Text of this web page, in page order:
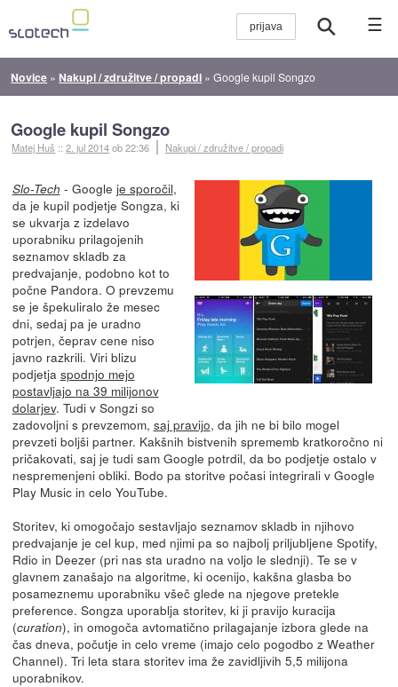
☰
Novice » Nakupi / združitve / propadi »Google kupil Songzo
Google kupil Songzo
Matej Huš ::2. jul 2014ob 22:36 Nakupi / združitve / propadi
Slo-Tech - Google je sporočil,
da je kupil podjetje Songza, ki
se ukvarja z izdelavo
uporabniku prilagojenih
seznamov skladb za
predvajanje, podobno kot to
počne Pandora. O prevzemu
se je špekuliralo že mesec
dni, sedaj pa je uradno
potrjen, čeprav cene niso
javno razkrili. Viri blizu
podjetja spodnjo mejo
postavljajo na 39 milijonov
dolarjev. Tudi v Songzi so
zadovoljni s prevzemom, saj pravijo, da jih ne bi bilo mogel
prevzeti boljši partner. Kakšnih bistvenih sprememb kratkoročno ni
pričakovati, saj je tudi sam Google potrdil, da bo podjetje ostalo v
nespremenjeni obliki. Bodo pa storitve počasi integrirali v Google
Play Music in celo YouTube.
Storitev, ki omogočajo sestavljajo seznamov skladb in njihovo
predvajanje je cel kup, med njimi pa so najbolj priljubljene Spotify,
Rdio in Deezer (pri nas sta uradno na voljo le slednji). Te se v
glavnem zanašajo na algoritme, ki ocenijo, kakšna glasba bo
posameznemu uporabniku všeč glede na njegove pretekle
preference. Songza uporablja storitev, ki ji pravijo kuracija
(curation), in omogoča avtomatično prilagajanje izbora glede na
čas dneva, počutje in celo vreme (imajo celo pogodbo z Weather
Channel). Tri leta stara storitev ima že zavidljivih 5,5 milijona
uporabnikov.